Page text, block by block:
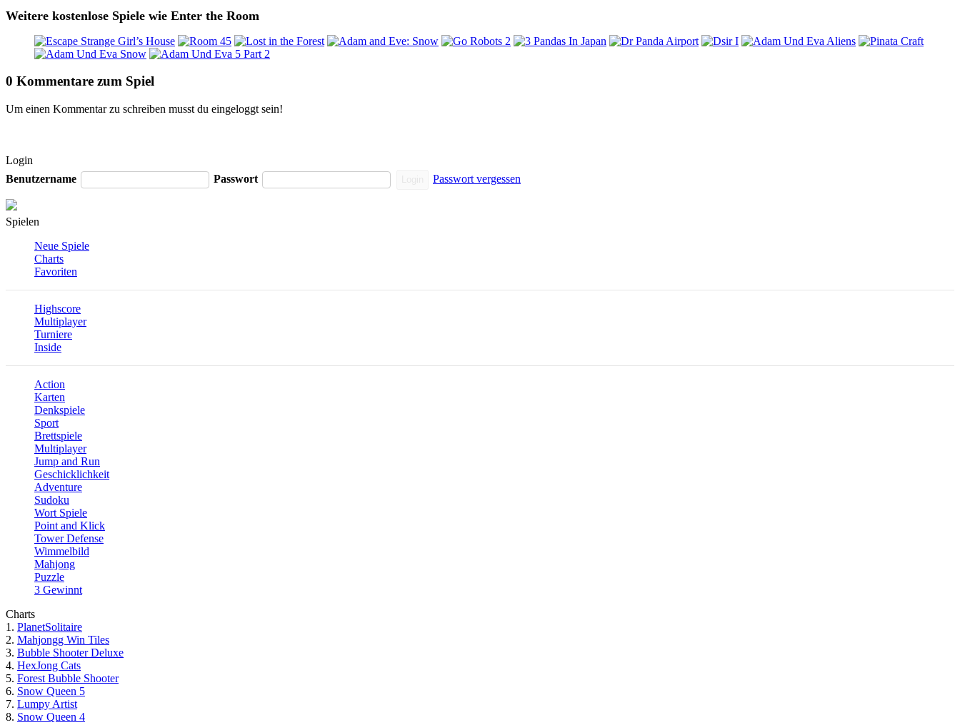
Weitere kostenlose Spiele wie Enter the Room
0 Kommentare zum Spiel
Um einen Kommentar zu schreiben musst du eingeloggt sein!
Login
Benutzername
Passwort Passwort vergessen
Spielen
Neue Spiele
Charts
Favoriten
Highscore
Multiplayer
Turniere
Inside
Action
Karten
Denkspiele
Sport
Brettspiele
Multiplayer
Jump and Run
Geschicklichkeit
Adventure
Sudoku
Wort Spiele
Point and Klick
Tower Defense
Wimmelbild
Mahjong
Puzzle
3 Gewinnt
Charts
1. PlanetSolitaire
2. Mahjongg Win Tiles
3. Bubble Shooter Deluxe
4. HexJong Cats
5. Forest Bubble Shooter
6. Snow Queen 5
7. Lumpy Artist
8. Snow Queen 4